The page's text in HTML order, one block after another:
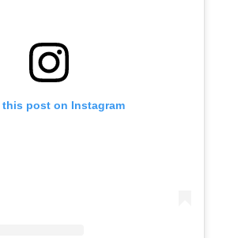
this post on Instagram